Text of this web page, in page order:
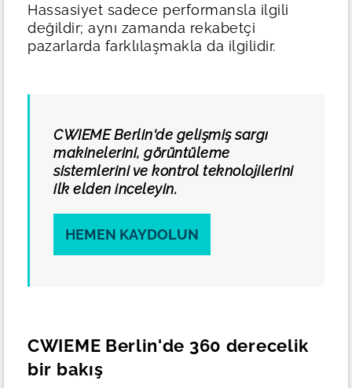
Hassasiyet sadece performansla ilgili
değildir; aynı zamanda rekabetçi
pazarlarda farklılaşmakla da ilgilidir.
CWIEME Berlin'de gelişmiş sargı
makinelerini, görüntüleme
sistemlerini ve kontrol teknolojilerini
ilk elden inceleyin.
HEMEN KAYDOLUN
CWIEME Berlin'de 360 derecelik
bir bakış